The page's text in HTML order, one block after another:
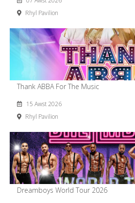
Rhyl Pavilion
Thank ABBA For The Music
15 Awst 2026
Rhyl Pavilion
Dreamboys World Tour 2026